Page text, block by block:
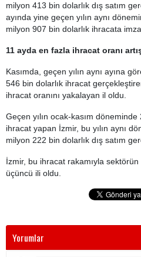
milyon 413 bin dolarlık dış satım
ayında yine geçen yılın aynı
milyon 907 bin dolarlık ihracata imza
11 ayda en fazla ihracat oranı
Kasımda, geçen yılın aynı ayına
546 bin dolarlık ihracat
ihracat oranını yakalayan il oldu.
Geçen yılın ocak-kasım
ihracat yapan İzmir, bu yılın aynı
milyon 222 bin dolarlık dış satım
İzmir, bu ihracat rakamıyla
üçüncü ili oldu.
Yorumlar